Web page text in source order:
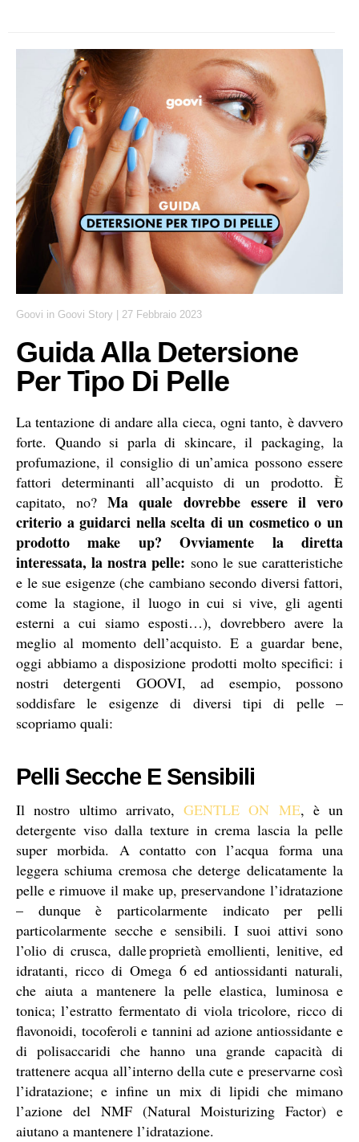
Goovi in Goovi Story 27 Febbraio 2023
Guida Alla Detersione
Per Tipo Di Pelle
La tentazione di andare alla cieca, ogni tanto, è davvero
forte. Quando si parla di skincare, il packaging, la
profumazione, il consiglio di un’amica possono essere
fattori determinanti all’acquisto di un prodotto. È
capitato, no?Ma quale dovrebbe essere il vero
criterio a guidarci nella scelta di un cosmetico o un
prodotto make up?
Ovviamente la diretta
interessata, la nostra pelle: sono le sue caratteristiche
e le sue esigenze (che cambiano secondo diversi fattori,
come la stagione, il luogo in cui si vive, gli agenti
esterni a cui siamo esposti…), dovrebbero avere la
meglio al momento dell’acquisto. E a guardar bene,
oggi abbiamo a disposizione prodotti molto specifici: i
nostri detergenti GOOVI, ad esempio, possono
soddisfare le esigenze di diversi tipi di pelle –
scopriamo quali:
Pelli Secche E Sensibili
Il nostro ultimo arrivato, GENTLE ON ME, è un
detergente viso dalla texture in crema lascia la pelle
super morbida. A contatto con l’acqua forma una
leggera schiuma cremosa che deterge delicatamente la
pelle e rimuove il make up, preservandone l’idratazione
– dunque è particolarmente indicato per pelli
particolarmente secche e sensibili. I suoi attivi sono
l’olio di crusca, dalle proprietà emollienti, lenitive, ed
idratanti, ricco di Omega 6 ed antiossidanti naturali,
che aiuta a mantenere la pelle elastica, luminosa e
tonica; l’estratto fermentato di viola tricolore, ricco di
flavonoidi, tocoferoli e tannini ad azione antiossidante e
di polisaccaridi che hanno una grande capacità di
trattenere acqua all’interno della cute e preservarne così
l’idratazione; e infine un mix di lipidi che mimano
l’azione del NMF (Natural Moisturizing Factor) e
aiutano a mantenere l’idratazione.